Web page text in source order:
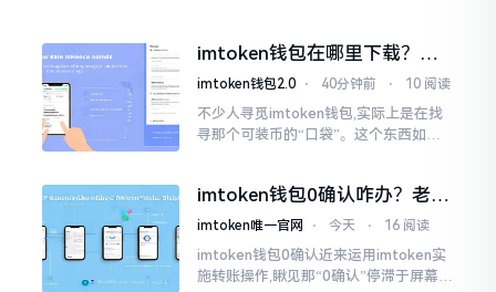
imtoken钱包在哪里下载？老
手教你几招避坑
imtoken钱包2.0 ⋅ 40分钟前 ⋅ 10 阅读
不少人寻觅imtoken钱包,实际上是在找
寻那个可装币的“口袋”。这个东西如今
持。
imtoken钱包0确认咋办？老手
教你几招快速解决
imtoken唯一官网 ⋅ 今天 ⋅ 16 阅读
imtoken钱包0确认近来运用imtoken实
施转账操作,瞅见那“0确认”停滞于屏幕之